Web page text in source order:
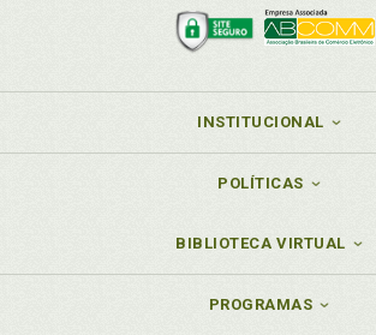
INSTITUCIONAL
POLÍTICAS
BIBLIOTECA VIRTUAL
PROGRAMAS